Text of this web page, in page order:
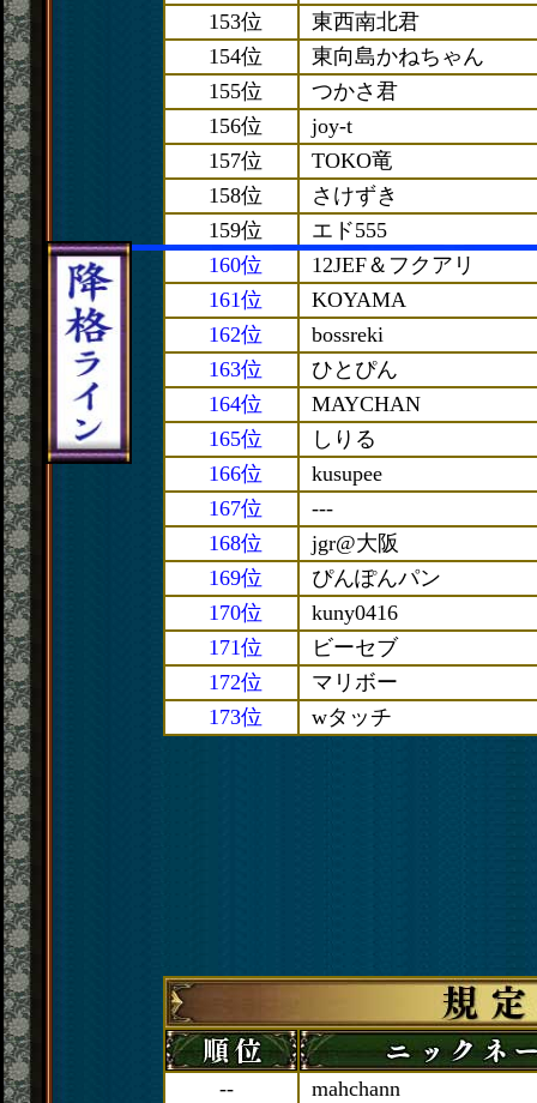
153位
東西南北君
154位
東向島かねちゃん
155位
つかさ君
156位
joy-t
157位
TOKO竜
158位
さけずき
159位
エド555
160位
12JEF＆フクアリ
161位
KOYAMA
162位
bossreki
163位
ひとぴん
164位
MAYCHAN
165位
しりる
166位
kusupee
167位
---
168位
jgr@大阪
169位
ぴんぽんパン
170位
kuny0416
171位
ビーセブ
172位
マリボー
173位
wタッチ
-- mahchann